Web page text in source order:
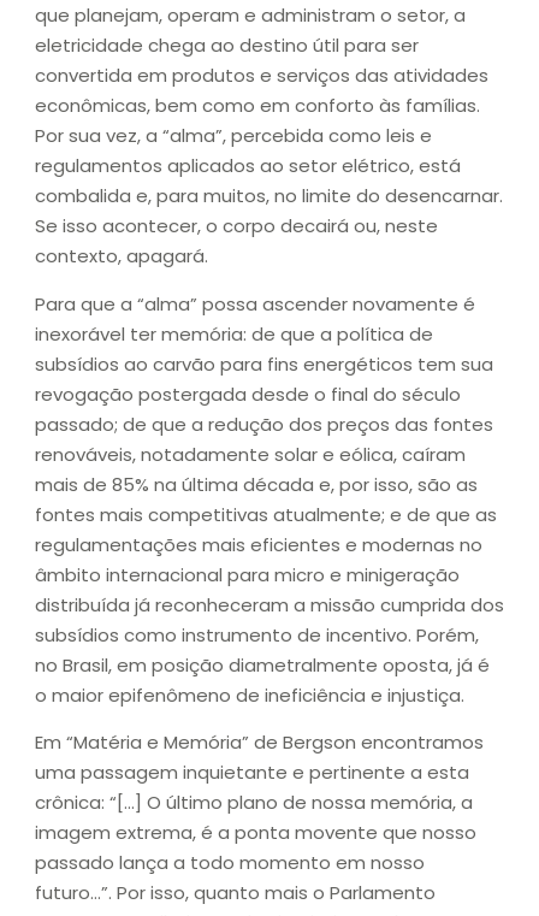
que planejam, operam e administram o setor, a
eletricidade chega ao destino útil para ser
convertida em produtos e serviços das atividades
econômicas, bem como em conforto às famílias.
Por sua vez, a “alma”, percebida como leis e
regulamentos aplicados ao setor elétrico, está
combalida e, para muitos, no limite do desencarnar.
Se isso acontecer, o corpo decairá ou, neste
contexto, apagará.
Para que a “alma” possa ascender novamente é
inexorável ter memória: de que a política de
subsídios ao carvão para fins energéticos tem sua
revogação postergada desde o final do século
passado; de que a redução dos preços das fontes
renováveis, notadamente solar e eólica, caíram
mais de 85% na última década e, por isso, são as
fontes mais competitivas atualmente; e de que as
regulamentações mais eficientes e modernas no
âmbito internacional para micro e minigeração
distribuída já reconheceram a missão cumprida dos
subsídios como instrumento de incentivo. Porém,
no Brasil, em posição diametralmente oposta, já é
o maior epifenômeno de ineficiência e injustiça.
Em “Matéria e Memória” de Bergson encontramos
uma passagem inquietante e pertinente a esta
crônica: “[…] O último plano de nossa memória, a
imagem extrema, é a ponta movente que nosso
passado lança a todo momento em nosso
futuro…”. Por isso, quanto mais o Parlamento